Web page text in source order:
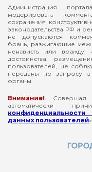
Администрация
модерировать
сохранения
законодательства РФ и
не допускаются
брань, разжигающие
ненависть или
достоинства,
пользователей, не
переданы по запросу в
органы.
Внимание! Совершая
автоматически
данных пользователей»